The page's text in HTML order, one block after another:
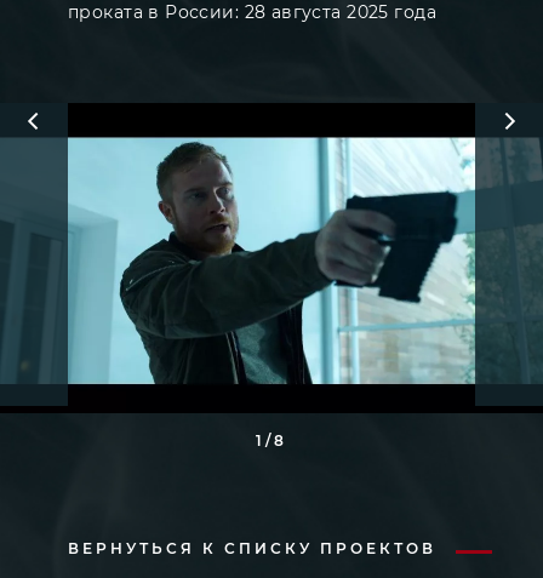
проката в России: 28 августа 2025 года
1/8
ВЕРНУТЬСЯ К СПИСКУ ПРОЕКТОВ